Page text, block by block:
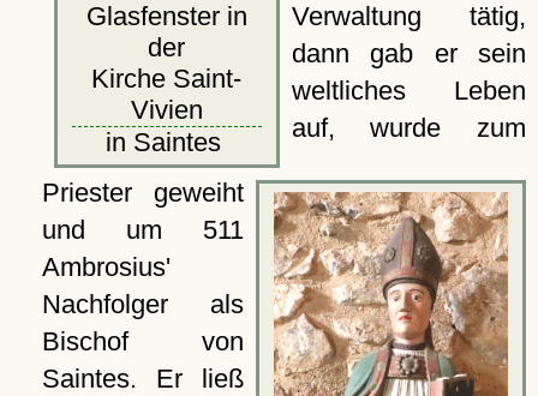
Glasfenster in
der
Kirche Saint-
Vivien
in Saintes
Verwaltung tätig,
dann gab er sein
weltliches Leben
auf, wurde zum
Priester geweiht
und um 511
Ambrosius'
Nachfolger als
Bischof von
Saintes. Er ließ